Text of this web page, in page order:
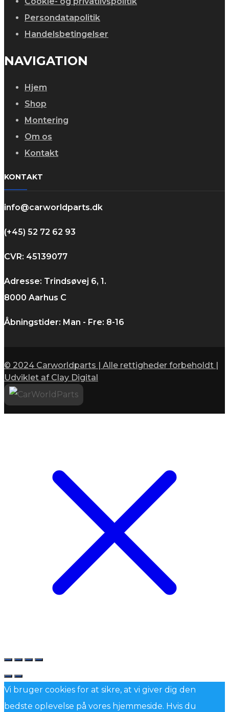
Persondatapolitik
Handelsbetingelser
NAVIGATION
Hjem
Shop
Montering
Om os
Kontakt
KONTAKT
info@carworldparts.dk
(+45) 52 72 62 93
CVR: 45139077
Adresse: Trindsøvej 6, 1.
8000 Aarhus C
Åbningstider: Man - Fre: 8-16
© 2024 Carworldparts | Alle rettigheder forbeholdt |
Udviklet af Clay Digital
Vi bruger cookies for at sikre, at vi giver dig den
bedste oplevelse på vores hjemmeside. Hvis du